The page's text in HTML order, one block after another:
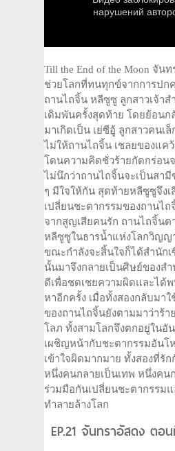
Till the End of the Moon จันท
ช่วยโลกที่ทนทุกข์จากการปก
ถานไถจิ้น หลีซูซู ลูกสาวเจ้าส
เดิมพันครั้งสุดท้าย โดยย้อนก
มาเกิดเป็น เย่ซีอู้ ลูกสาวคนเล็
ไม่ให้ถานไถจิ้น เชลยของแค
โดนความคิดชั่วร้ายกัดกร่อน
ไม่นึกว่าถานไถจิ้นจะเป็นสามี
ๆ มีใจให้กัน สุดท้ายหลีซูซูจึงเ
เปลี่ยนชะตากรรมของถานไ
จากสูญเสียคนรัก ถานไถจิ้น
หลีซูซูในธารน้ำแห่งโลกวิญญ
ขณะกำลังจะสิ้นใจก็ได้สำนัก
นั้นมาจึงกลายเป็นศิษย์ของสำ
ดีเพื่อชดเชยความผิดและได้
หาอีกครั้ง เมื่อทั้งสองกลับมา
ของถานไถจิ้นยังตามมาว่าร้า
โลภ ทั้งสามโลกจึงตกอยู่ในอั
เผชิญหน้ากับชะตากรรมอันโ
เข้าใจผิดมากมาย ทั้งสองที่รั
หนึ่งคนกลายเป็นเทพ หนึ่งคน
ร่วมมือกันเปลี่ยนชะตากรรม
ทำลายล้างโลก
EP.21 จันทราอัสดง ต